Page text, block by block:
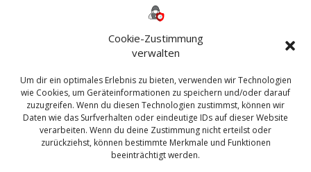
Cookie-Zustimmung
verwalten
Um dir ein optimales Erlebnis zu bieten, verwenden wir Technologien
wie Cookies, um Geräteinformationen zu speichern und/oder darauf
zuzugreifen. Wenn du diesen Technologien zustimmst, können wir
Daten wie das Surfverhalten oder eindeutige IDs auf dieser Website
verarbeiten. Wenn du deine Zustimmung nicht erteilst oder
zurückziehst, können bestimmte Merkmale und Funktionen
beeinträchtigt werden.
Bautagebuch
Exchange firewall Fritzbox
Microsoft
Sanierung SBS Security Server Sicherheit
Sicherung SIEM Sophos SSL Ubuntu
Update Upgrade UTM VCenter VCSA Veeam
VMWare VPN WAZUH Windows
Zertifikat